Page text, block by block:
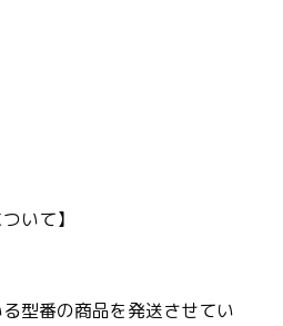
いて】
型番の商品を発送させてい